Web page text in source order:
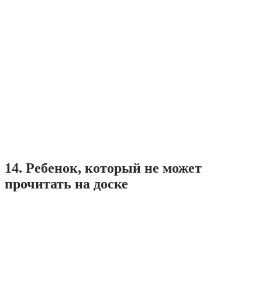
14. Ребенок, который не может
прочитать на доске